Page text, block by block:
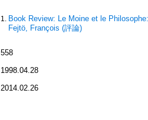
Book Review: Le Moine et le
Fejtö, François (評論)
558
1998.04.28
2014.02.26